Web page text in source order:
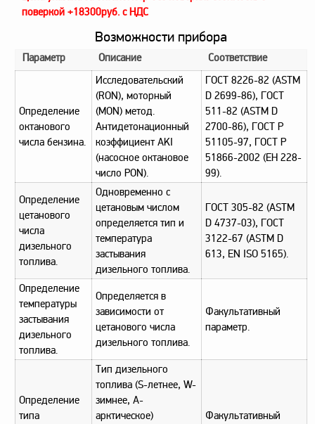
заказ?
Доставка
и
Гарантия
возврат
поверкой +18300руб. с НДС
Возможности прибора
Параметр Описание Соответствие
Определение
октанового
числа бензина.
Исследовательский
(RON), моторный
(MON) метод.
Антидетонационный
коэффициент AKI
(насосное октановое
число PON).
ГОСТ 8226-82 (ASTM
D 2699-86), ГОСТ
511-82 (ASTM D
2700-86), ГОСТ Р
51105-97, ГОСТ Р
51866-2002 (ЕН 228-
99).
Определение
цетанового
числа
дизельного
топлива.
Одновременно с
цетановым числом
определяется тип и
температура
застывания
дизельного топлива.
ГОСТ 305-82 (ASTM
D 4737-03), ГОСТ
3122-67 (ASTM D
613, EN ISO 5165).
Определение
температуры
застывания
дизельного
топлива.
Определяется в
зависимости от
цетанового числа
дизельного топлива.
Факультативный
параметр.
Определение
типа
Тип дизельного
топлива (S-летнее, W-
зимнее, A-
арктическое)
Факультативный